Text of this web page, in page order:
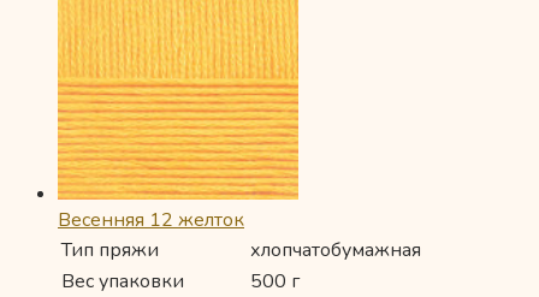
Весенняя 12 желток
Тип пряжи
хлопчатобумажная
Вес упаковки
500 г